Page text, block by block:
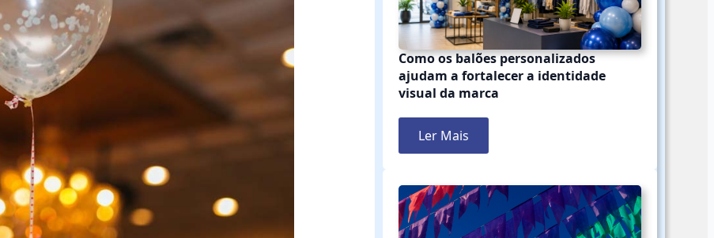
Como os balões personalizados
ajudam a fortalecer a identidade
visual da marca
Ler Mais